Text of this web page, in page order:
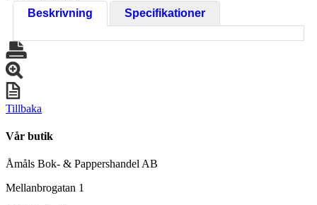
Beskrivning
Specifikationer
Tillbaka
Vår butik
Åmåls Bok- & Pappershandel AB
Mellanbrogatan 1